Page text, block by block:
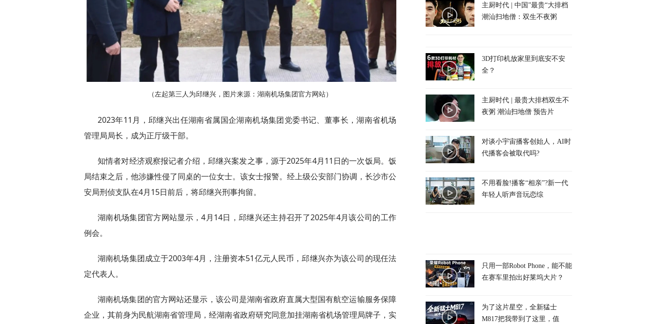
（左起第三人为邱继兴，图片来源：湖南机场集团官方网站）
2023年11月，邱继兴出任湖南省属国企湖南机场集团党委书记、董事长，湖南省机场
管理局局长，成为正厅级干部。
知情者对经济观察报记者介绍，邱继兴案发之事，源于2025年4月11日的一次饭局。饭
局结束之后，他涉嫌性侵了同桌的一位女士。该女士报警。经上级公安部门协调，长沙市公
安局刑侦支队在4月15日前后，将邱继兴刑事拘留。
湖南机场集团官方网站显示，4月14日，邱继兴还主持召开了2025年4月该公司的工作
例会。
湖南机场集团成立于2003年4月，注册资本51亿元人民币，邱继兴亦为该公司的现任法
定代表人。
湖南机场集团的官方网站还显示，该公司是湖南省政府直属大型国有航空运输服务保障
企业，其前身为民航湖南省管理局，经湖南省政府研究同意加挂湖南省机场管理局牌子，实
主厨时代 | 中国”最贵“大排档
潮汕扫地僧：双生不夜粥
3D打印机放家里到底安不安
全？
主厨时代 | 最贵大排档双生不
夜粥 潮汕扫地僧 预告片
对谈小宇宙播客创始人，AI时
代播客会被取代吗?
不用看脸!播客“相亲”?新一代
年轻人听声音玩恋综
只用一部Robot Phone，能不能
在赛车里拍出好莱坞大片？
为了这片星空，全新猛士
M817把我带到了这里，值